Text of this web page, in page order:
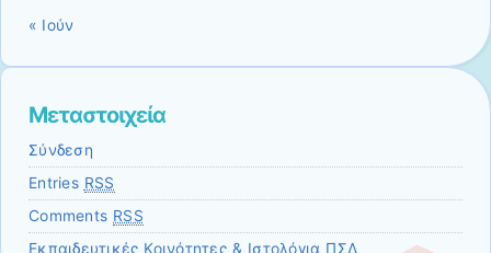
« Ιούν
Μεταστοιχεία
Σύνδεση
Entries RSS
Comments RSS
Εκπαιδευτικές Κοινότητες & Ιστολόγια ΠΣΔ